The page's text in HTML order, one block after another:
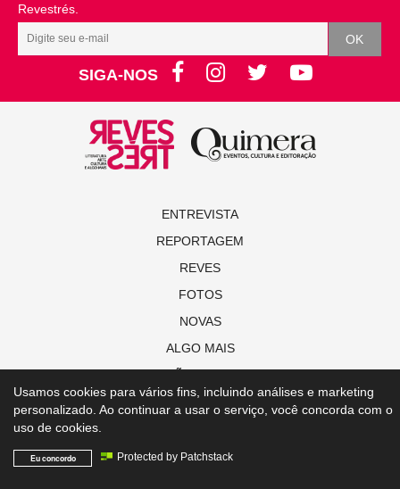
Revestrés.
SIGA-NOS
ENTREVISTA
REPORTAGEM
REVES
FOTOS
NOVAS
ALGO MAIS
© Copyright 2021 Revista Revestrés
Usamos cookies para vários fins, incluindo análises e marketing
personalizado. Ao continuar a usar o serviço, você concorda com o
uso de cookies.
Eu concordo Protected by Patchstack